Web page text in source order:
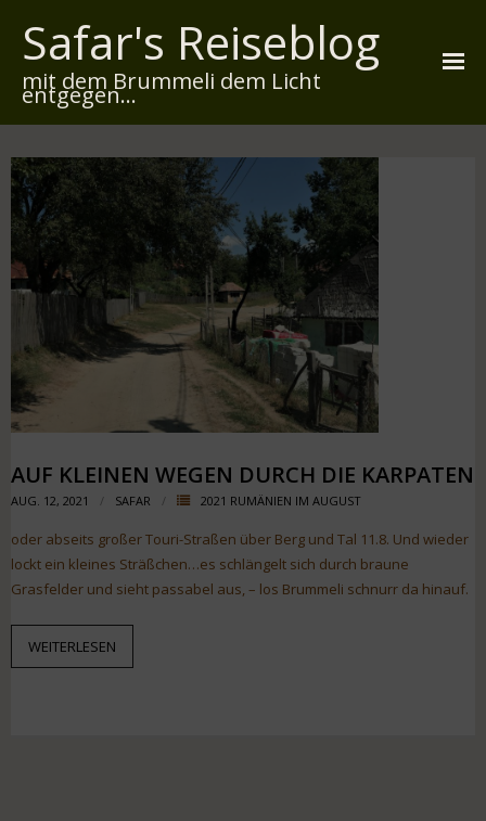
Safar's Reiseblog
mit dem Brummeli dem Licht
entgegen...
Über mich
Reiserouten
Widmung
Kontakt
AUF KLEINEN WEGEN DURCH DIE KARPATEN
AUG. 12, 2021 SAFAR 2021 RUMÄNIEN IM AUGUST
oder abseits großer Touri-Straßen über Berg und Tal 11.8. Und wieder
lockt ein kleines Sträßchen…es schlängelt sich durch braune
Grasfelder und sieht passabel aus, – los Brummeli schnurr da hinauf.
WEITERLESEN